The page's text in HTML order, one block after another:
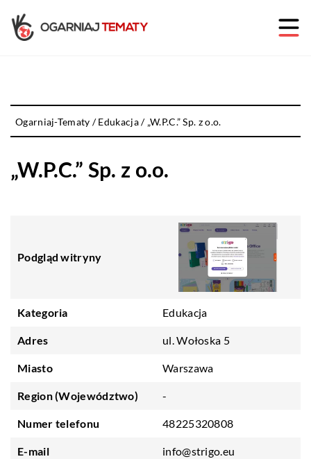
Ogarniaj-Tematy /Edukacja/ „W.P.C.” Sp. z o.o.
„W.P.C.” Sp. z o.o.
Podgląd witryny
Kategoria Edukacja
Adres ul. Wołoska 5
Miasto Warszawa
Region (Województwo) -
Numer telefonu 48225320808
E-mail info@strigo.eu